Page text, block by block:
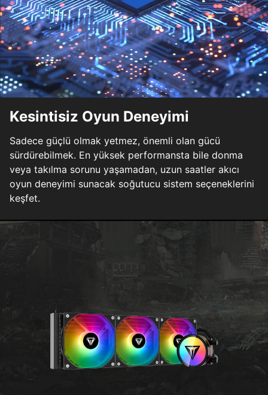
Kesintisiz Oyun Deneyimi
Sadece güçlü olmak yetmez, önemli olan gücü
sürdürebilmek. En yüksek performansta bile donma
veya takılma sorunu yaşamadan, uzun saatler akıcı
oyun deneyimi sunacak soğutucu sistem seçeneklerini
keşfet.